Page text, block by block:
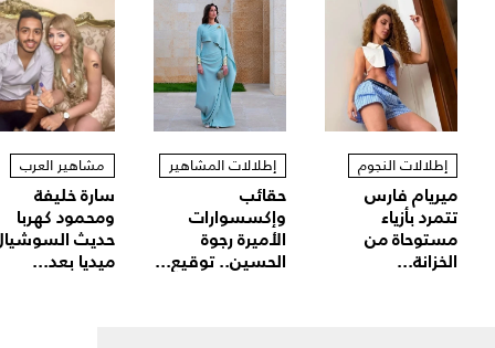
إطلالات النجوم
ميريام فارس
تتمرد بأزياء
مستوحاة من
الخزانة...
إطلالات المشاهير
حقائب
وإكسسوارات
الأميرة رجوة
الحسين.. توقيع...
مشاهير العرب
سارة خليفة
ومحمود كهربا
حديث
ميديا بعد...